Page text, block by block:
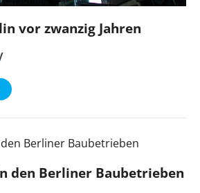
vor zwanzig Jahren
den Berliner Baubetrieben